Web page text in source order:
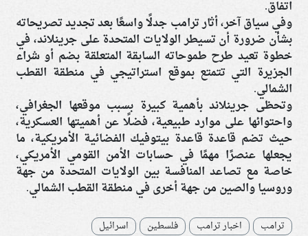
اتفاق.
وفي سياق آخر، أثار ترامب جدلًا واسعًا بعد تجديد تصريحاته
بشأن ضرورة أن تسيطر الولايات المتحدة على جرينلاند، في
خطوة تعيد طرح طموحاته السابقة المتعلقة بضم أو شراء
الجزيرة التي تتمتع بموقع استراتيجي في منطقة القطب
الشمالي.
وتحظى جرينلاند بأهمية كبيرة بسبب موقعها الجغرافي،
واحتوائها على موارد طبيعية، فضلًا عن أهميتها العسكرية،
حيث تضم قاعدة قاعدة بيتوفيك الفضائية الأمريكية، ما
يجعلها عنصرًا مهمًا في حسابات الأمن القومي الأمريكي،
خاصة مع تصاعد المنافسة بين الولايات المتحدة من جهة
وروسيا والصين من جهة أخرى في منطقة القطب الشمالي.
ترامب اخبار ترامب فلسطين
اسرائيل